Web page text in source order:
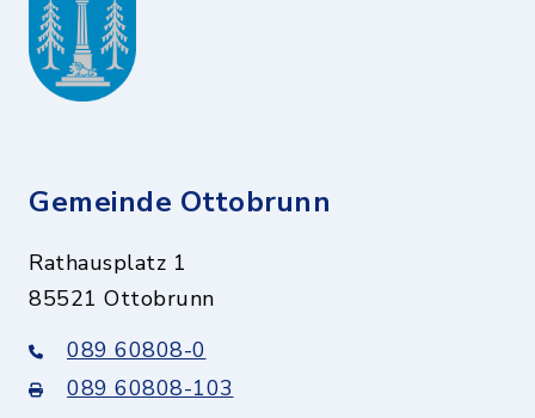
Gemeinde Ottobrunn
Rathausplatz 1
85521 Ottobrunn
089 60808-0
089 60808-103